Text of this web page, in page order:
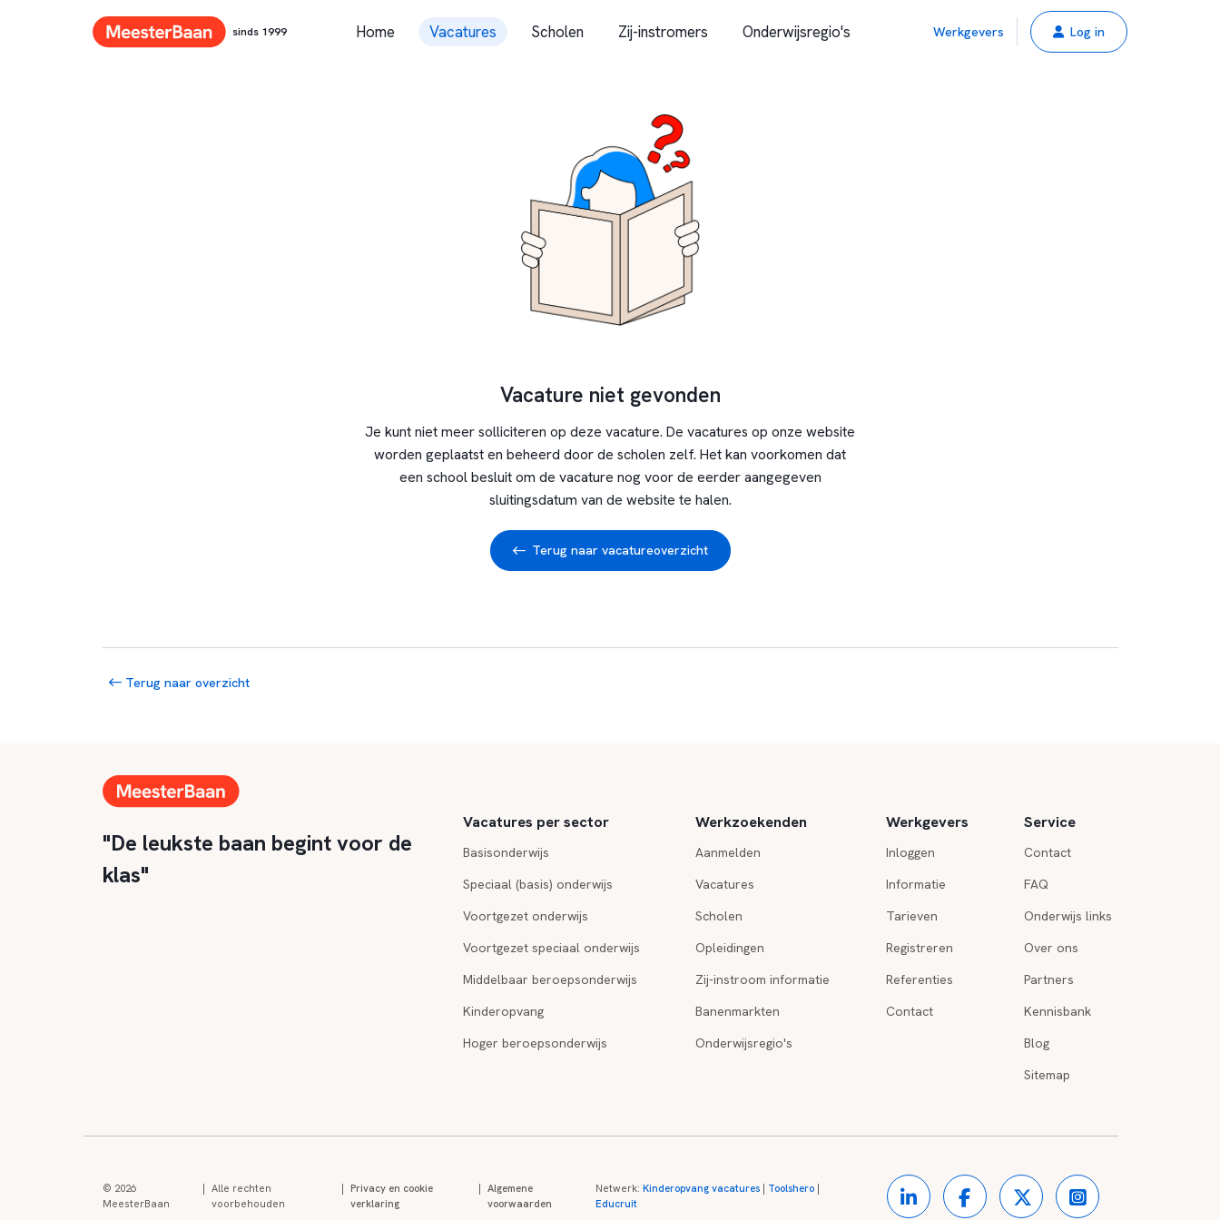
sinds 1999 Home Vacatures Scholen Zij-instromers Onderwijsregio's Werkgevers Log in
Vacature niet gevonden
Je kunt niet meer solliciteren op deze vacature. De vacatures op onze website
worden geplaatst en beheerd door de scholen zelf. Het kan voorkomen dat
een school besluit om de vacature nog voor de eerder aangegeven
sluitingsdatum van de website te halen.
Terug naar vacatureoverzicht
Terug naar overzicht
"De leukste baan begint voor de
klas"
Vacatures per sector
Basisonderwijs
Speciaal (basis) onderwijs
Voortgezet onderwijs
Voortgezet speciaal onderwijs
Middelbaar beroepsonderwijs
Kinderopvang
Hoger beroepsonderwijs
Werkzoekenden
Aanmelden
Vacatures
Scholen
Opleidingen
Zij-instroom informatie
Banenmarkten
Onderwijsregio's
Werkgevers
Inloggen
Informatie
Tarieven
Registreren
Referenties
Contact
Service
Contact
FAQ
Onderwijs links
Over ons
Partners
Kennisbank
Blog
Sitemap
© 2026
MeesterBaan
Alle rechten
voorbehouden
Privacy en cookie
verklaring
Algemene
voorwaarden
Netwerk: Kinderopvang vacatures| Toolshero|
Educruit